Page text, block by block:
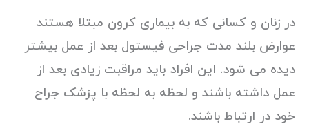
در زنان و کسانی که به بیماری کرون مبتلا هستند
عوارض بلند مدت جراحی فیستول بعد از عمل بیشتر
دیده می شود. این افراد باید مراقبت زیادی بعد از
عمل داشته باشند و لحظه به لحظه با پزشک جراح
خود در ارتباط باشند.